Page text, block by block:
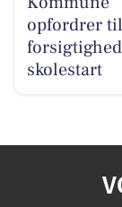
opfordrer til
skolestart